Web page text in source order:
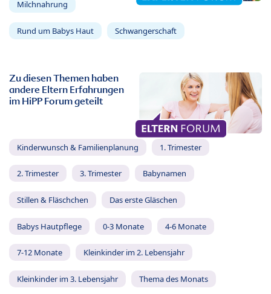
Milchnahrung
Rund um Babys Haut Schwangerschaft
Zu diesen Themen haben
andere Eltern Erfahrungen
im HiPP Forum geteilt
Kinderwunsch & Familienplanung 1. Trimester
2. Trimester 3. Trimester Babynamen
Stillen & Fläschchen Das erste Gläschen
Babys Hautpflege 0-3 Monate 4-6 Monate
7-12 Monate Kleinkinder im 2. Lebensjahr
Kleinkinder im 3. Lebensjahr Thema des Monats